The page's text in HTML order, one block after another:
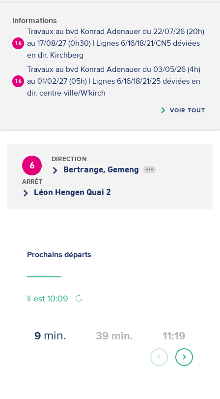
Informations
16
Travaux au bvd Konrad Adenauer du 22/07/26 (20h)
au 17/08/27 (0h30) | Lignes 6/16/18/21/CN5 déviées
en dir. Kirchberg
16
Travaux au bvd Konrad Adenauer du 03/05/26 (4h)
au 01/02/27 (05h) | Lignes 6/16/18/21/25 déviées en
dir. centre-ville/W'kirch
VOIR TOUT
6
DIRECTION
Bertrange, Gemeng •••
ARRÊT
Léon Hengen Quai 2
Prochains départs
Il est 10:09
9 min. 39 min. 11:19